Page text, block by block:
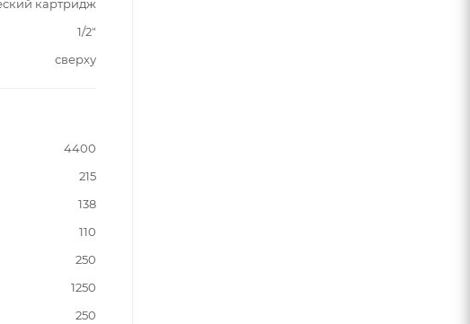
картридж
1/2"
сверху
4400
215
138
110
250
1250
250